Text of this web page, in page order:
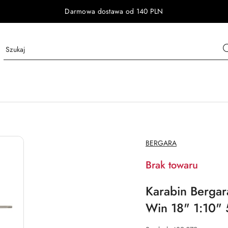
Darmowa dostawa od 140 PLN
NAZWA
PRODUCENTA:
BERGARA
Brak towaru
Karabin
Win 18" 1:10"